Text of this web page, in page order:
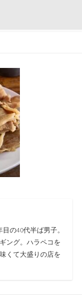
の40代半ば男子。
ング。ハラペコを
くて大盛りの店を